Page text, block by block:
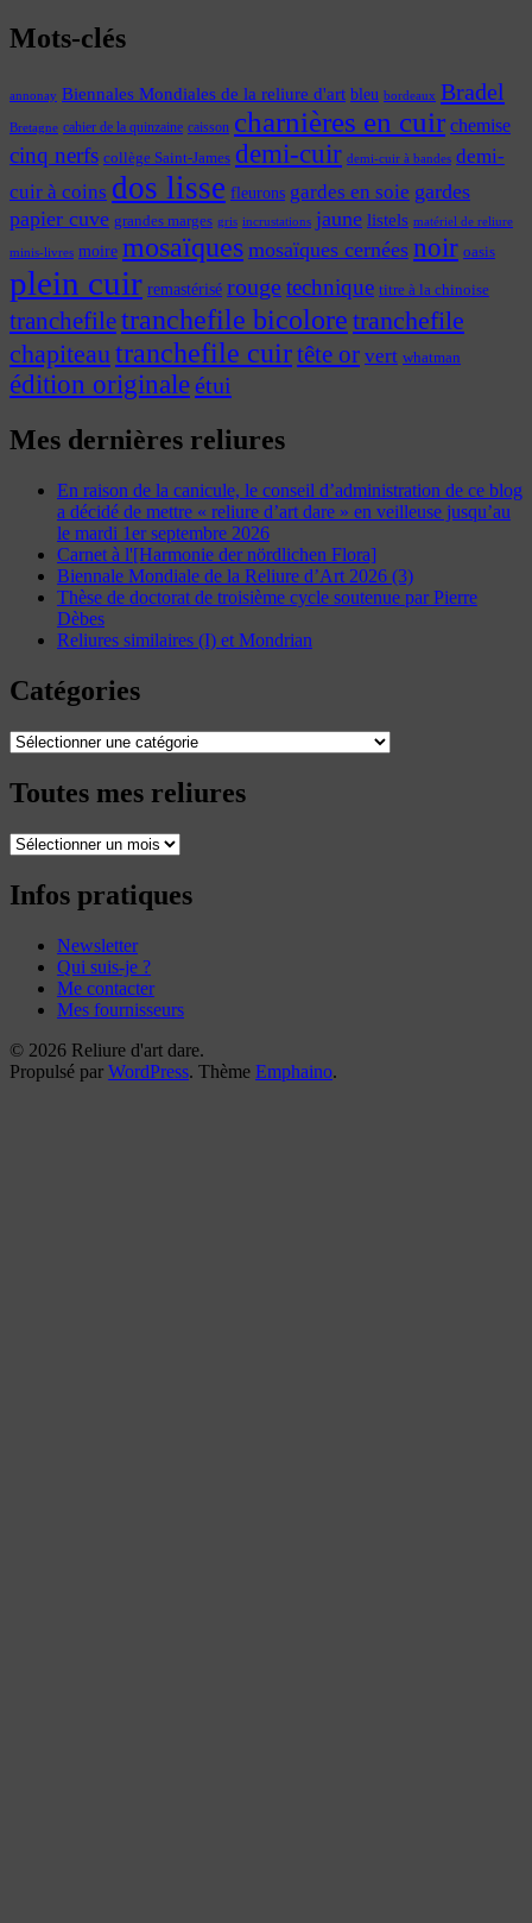
Mots-clés
annonay Biennales Mondiales de la reliure d'art bleu bordeaux Bradel
Bretagne cahier de la quinzaine caisson charnières en cuir chemise
cinq nerfs collège Saint-James demi-cuir demi-cuir à bandes demi-
cuir à coins dos lisse fleurons gardes en soie gardes
papier cuve grandes marges gris incrustations jaune listels matériel de reliure
minis-livres moire mosaïques mosaïques cernées noir oasis
plein cuir remastérisé rougetechnique titre à la chinoise
tranchefiletranchefile bicolore tranchefile
chapiteautranchefile cuirtête or vert whatman
édition originaleétui
Mes dernières reliures
En raison de la canicule, le conseil d’administration de ce blog
a décidé de mettre « reliure d’art dare » en veilleuse jusqu’au
le mardi 1er septembre 2026
Carnet à l'[Harmonie der nördlichen Flora]
Biennale Mondiale de la Reliure d’Art 2026 (3)
Thèse de doctorat de troisième cycle soutenue par Pierre
Dèbes
Reliures similaires (I) et Mondrian
Catégories
Catégories
Toutes mes reliures
Toutes
reliures
Infos pratiques
Newsletter
Qui suis-je ?
Me contacter
Mes fournisseurs
© 2026 Reliure d'art dare.
Propulsé par WordPress. Thème Emphaino.